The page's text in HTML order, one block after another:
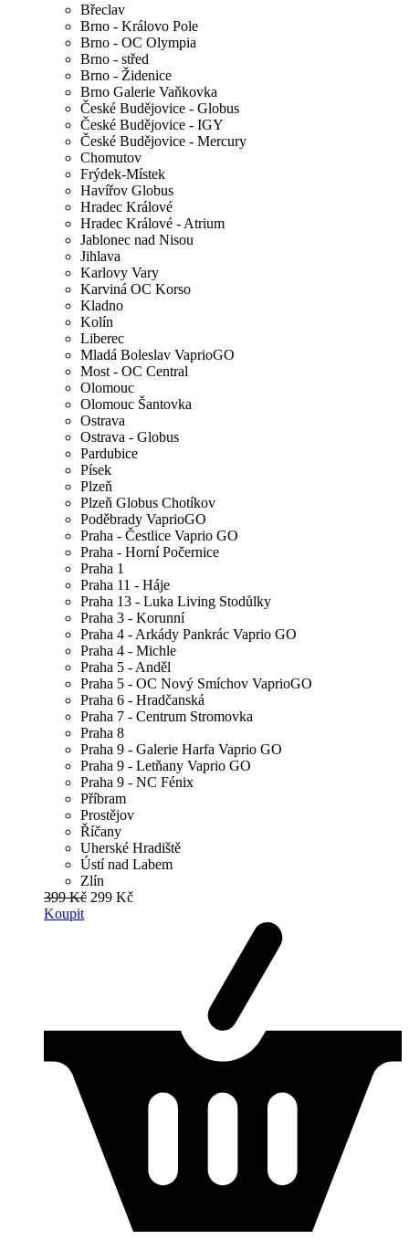
Břeclav
Brno - Královo Pole
Brno - OC Olympia
Brno - střed
Brno - Židenice
Brno Galerie Vaňkovka
České Budějovice - Globus
České Budějovice - IGY
České Budějovice - Mercury
Chomutov
Frýdek-Místek
Havířov Globus
Hradec Králové
Hradec Králové - Atrium
Jablonec nad Nisou
Jihlava
Karlovy Vary
Karviná OC Korso
Kladno
Kolín
Liberec
Mladá Boleslav VaprioGO
Most - OC Central
Olomouc
Olomouc Šantovka
Ostrava
Ostrava - Globus
Pardubice
Písek
Plzeň
Plzeň Globus Chotíkov
Poděbrady VaprioGO
Praha - Čestlice Vaprio GO
Praha - Horní Počernice
Praha 1
Praha 11 - Háje
Praha 13 - Luka Living Stodůlky
Praha 3 - Korunní
Praha 4 - Arkády Pankrác Vaprio GO
Praha 4 - Michle
Praha 5 - Anděl
Praha 5 - OC Nový Smíchov VaprioGO
Praha 6 - Hradčanská
Praha 7 - Centrum Stromovka
Praha 8
Praha 9 - Galerie Harfa Vaprio GO
Praha 9 - Letňany Vaprio GO
Praha 9 - NC Fénix
Příbram
Prostějov
Říčany
Uherské Hradiště
Ústí nad Labem
Zlín
399 Kč 299 Kč
Koupit